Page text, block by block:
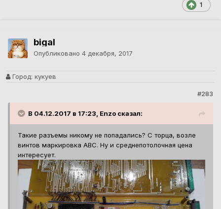
1
bigal
Опубликовано 4 декабря, 2017
Город: кукуев
#283
В 04.12.2017 в 17:23, Enzo сказал:
Такие разъемы никому не попадались? С торца, возле
винтов маркировка АВС. Ну и среднепотолочная цена
интересует.